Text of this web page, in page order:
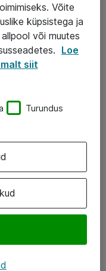
Võite
küpsistega ja
või muutes
Loe
siit
Turundus